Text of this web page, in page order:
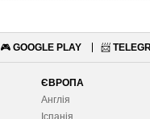
🎮 GOOGLE PLAY 📨
ЄВРОПА
Англія
Іспанія